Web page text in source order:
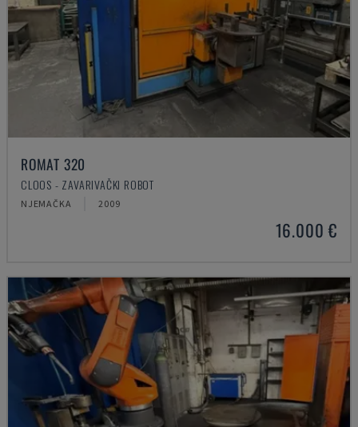
ROMAT 320
CLOOS - ZAVARIVAČKI ROBOT
NJEMAČKA 2009
16.000 €